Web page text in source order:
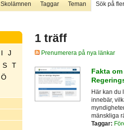
Skolämnen Taggar Teman Sök på
I
J
S
T
Ö
1 träff
Prenumerera på nya länkar
Fakta
Här kan du
innebär,
mänskliga
Taggar: